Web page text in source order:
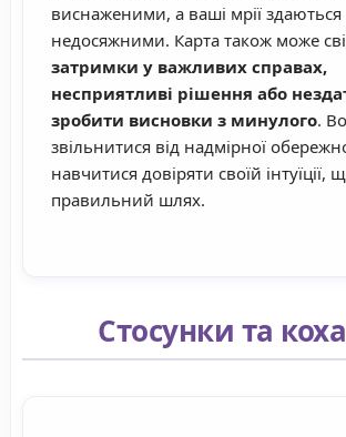
виснаженими, а ваші мрії здаються
недосяжними. Карта також може
затримки у важливих справах,
несприятливі рішення або
зробити висновки з минулого.
звільнитися від надмірної
навчитися довіряти своїй інтуїції,
правильний шлях.
Стосунки та